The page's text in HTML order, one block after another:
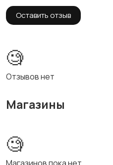
Оставить отзыв
🧐
Отзывов нет
Магазины
🧐